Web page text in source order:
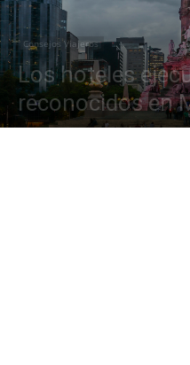
Consejos Viajeros
Los hoteles
reconocidos en